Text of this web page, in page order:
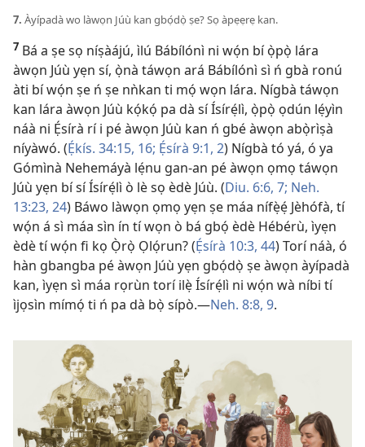
7. Àyípadà wo làwọn Júù kan gbọ́dọ̀ ṣe? Sọ àpẹẹrẹ kan.
7 Bá a ṣe sọ níṣàájú, ìlú Bábílónì ni wọ́n bí ọ̀pọ̀ lára
àwọn Júù yẹn sí, ọ̀nà táwọn ará Bábílónì sì ń gbà ronú
àti bí wọ́n ṣe ń ṣe nǹkan ti mọ́ wọn lára. Nígbà táwọn
kan lára àwọn Júù kọ́kọ́ pa dà sí Ísírẹ́lì, ọ̀pọ̀ ọdún lẹ́yìn
náà ni Ẹ́sírà rí i pé àwọn Júù kan ń gbé àwọn abọ̀rìṣà
níyàwó. (Ẹ́kís. 34:15, 16; Ẹ́sírà 9:1, 2) Nígbà tó yá, ó ya
Gómìnà Nehemáyà lẹ́nu gan-an pé àwọn ọmọ táwọn
Júù yẹn bí sí Ísírẹ́lì ò lè sọ èdè Júù. (Diu. 6:6, 7; Neh.
13:23, 24) Báwo làwọn ọmọ yẹn ṣe máa nífẹ̀ẹ́ Jèhófà, tí
wọ́n á sì máa sìn ín tí wọn ò bá gbọ́ èdè Hébérù, ìyẹn
èdè tí wọ́n fi kọ Ọ̀rọ̀ Ọlọ́run? (Ẹ́sírà 10:3, 44) Torí náà, ó
hàn gbangba pé àwọn Júù yẹn gbọ́dọ̀ ṣe àwọn àyípadà
kan, ìyẹn sì máa rọrùn torí ilẹ̀ Ísírẹ́lì ni wọ́n wà níbi tí
ìjọsìn mímọ́ ti ń pa dà bọ̀ sípò.​—Neh. 8:8, 9.